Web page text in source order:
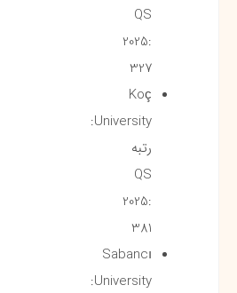
QS
2025:
327
Koç
University:
رتبه
QS
2025:
381
Sabancı
University: